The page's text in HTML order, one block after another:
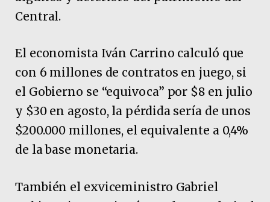
Central.
El economista Iván Carrino calculó que
con 6 millones de contratos en juego, si
el Gobierno se “equivoca” por $8 en julio
y $30 en agosto, la pérdida sería de unos
$200.000 millones, el equivalente a 0,4%
de la base monetaria.
También el exviceministro Gabriel